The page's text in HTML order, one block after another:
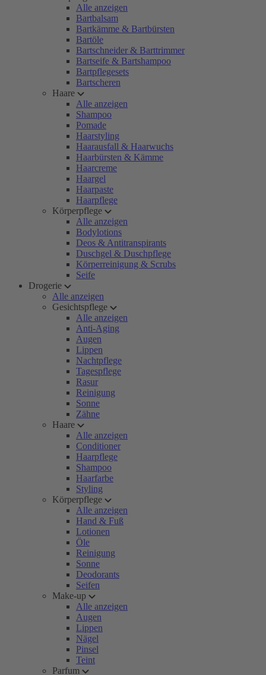
Alle anzeigen
Bartbalsam
Bartkämme & Bartbürsten
Bartöle
Bartschneider & Barttrimmer
Bartseife & Bartshampoo
Bartpflegesets
Bartscheren
Haare
Alle anzeigen
Shampoo
Pomade
Haarstyling
Haarausfall & Haarwuchs
Haarbürsten & Kämme
Haarcreme
Haargel
Haarpaste
Haarpflege
Körperpflege
Alle anzeigen
Bodylotions
Deos & Antitranspirants
Duschgel & Duschpflege
Körperreinigung & Scrubs
Seife
Drogerie
Alle anzeigen
Gesichtspflege
Alle anzeigen
Anti-Aging
Augen
Lippen
Nachtpflege
Tagespflege
Rasur
Reinigung
Sonne
Zähne
Haare
Alle anzeigen
Conditioner
Haarpflege
Shampoo
Haarfarbe
Styling
Körperpflege
Alle anzeigen
Hand & Fuß
Lotionen
Öle
Reinigung
Sonne
Deodorants
Seifen
Make-up
Alle anzeigen
Augen
Lippen
Nägel
Pinsel
Teint
Parfum